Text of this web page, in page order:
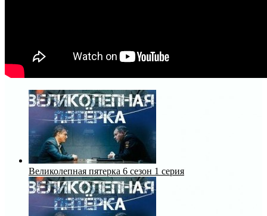
Великолепная пятерка 6 сезон 1 серия